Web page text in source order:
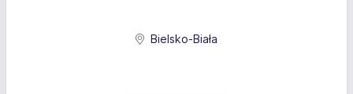
Bielsko-Biała